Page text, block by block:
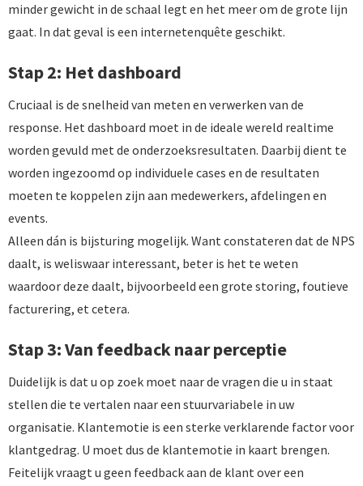
minder gewicht in de schaal legt en het meer om de grote lijn
gaat. In dat geval is een internetenquête geschikt.
Stap 2: Het dashboard
Cruciaal is de snelheid van meten en verwerken van de
response. Het dashboard moet in de ideale wereld realtime
worden gevuld met de onderzoeksresultaten. Daarbij dient te
worden ingezoomd op individuele cases en de resultaten
moeten te koppelen zijn aan medewerkers, afdelingen en
events.
Alleen dán is bijsturing mogelijk. Want constateren dat de NPS
daalt, is weliswaar interessant, beter is het te weten
waardoor deze daalt, bijvoorbeeld een grote storing, foutieve
facturering, et cetera.
Stap 3: Van feedback naar perceptie
Duidelijk is dat u op zoek moet naar de vragen die u in staat
stellen die te vertalen naar een stuurvariabele in uw
organisatie. Klantemotie is een sterke verklarende factor voor
klantgedrag. U moet dus de klantemotie in kaart brengen.
Feitelijk vraagt u geen feedback aan de klant over een